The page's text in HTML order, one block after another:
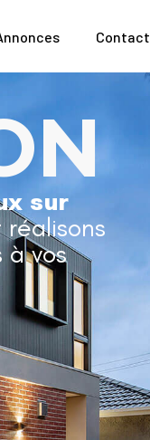
Contact
sur
à vos